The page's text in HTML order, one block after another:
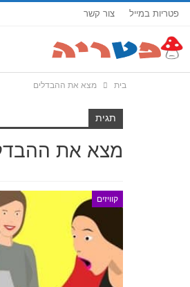
פטריות במייל צור קשר
בית מצא את ההבדלים
תגית
מצא את
קוויזים